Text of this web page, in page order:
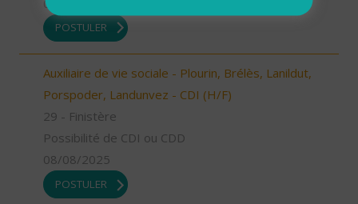
POSTULER
Auxiliaire de vie sociale - Plourin, Brélès, Lanildut,
Porspoder, Landunvez - CDI (H/F)
29 - Finistère
Possibilité de CDI ou CDD
08/08/2025
POSTULER